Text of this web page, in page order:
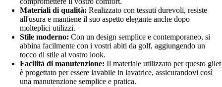
Materiali di qualità: Realizzato con tessuti durevoli, resiste
all'usura e mantiene il suo aspetto elegante anche dopo
molteplici utilizzi.
Stile moderno: Con un design semplice e contemporaneo, si
abbina facilmente con i vostri abiti da golf, aggiungendo un
tocco di stile al vostro look.
Facilità di manutenzione: Il materiale utilizzato per questo gilet
è progettato per essere lavabile in lavatrice, assicurandovi così
una manutenzione semplice e pratica.